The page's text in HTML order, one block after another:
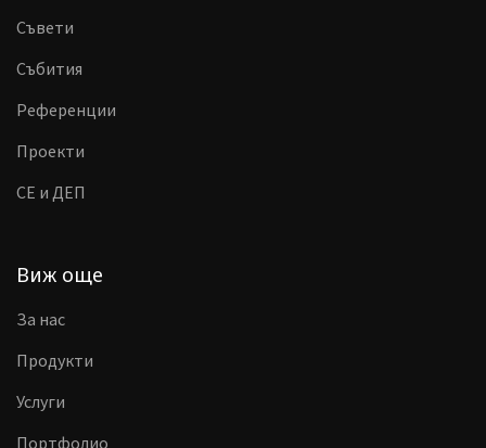
Съвети
Събития
Референции
Проекти
CE и ДЕП
Виж още
За нас
Продукти
Услуги
Портфолио